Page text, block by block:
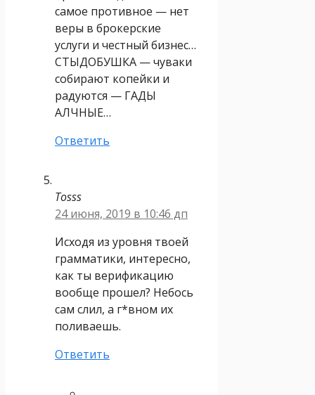
самое противное — нет
веры в брокерские
услуги и честный бизнес…
СТЫДОБУШКА — чуваки
собирают копейки и
радуются — ГАДЫ
АЛЧНЫЕ…
Ответить
Tosss
24 июня, 2019 в 10:46 дп
Исходя из уровня твоей
грамматики, интересно,
как ты верификацию
вообще прошел? Небось
сам слил, а г*вном их
поливаешь.
Ответить